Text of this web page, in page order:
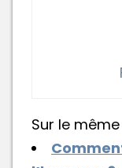
Sur le